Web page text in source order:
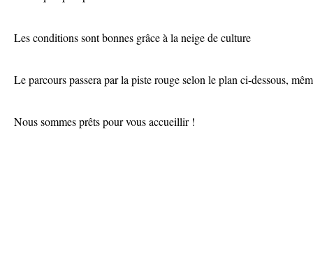
Les conditions sont bonnes grâce à la neige de culture
Le parcours passera par la piste rouge selon le plan ci-dessous,
Nous sommes prêts pour vous accueillir !